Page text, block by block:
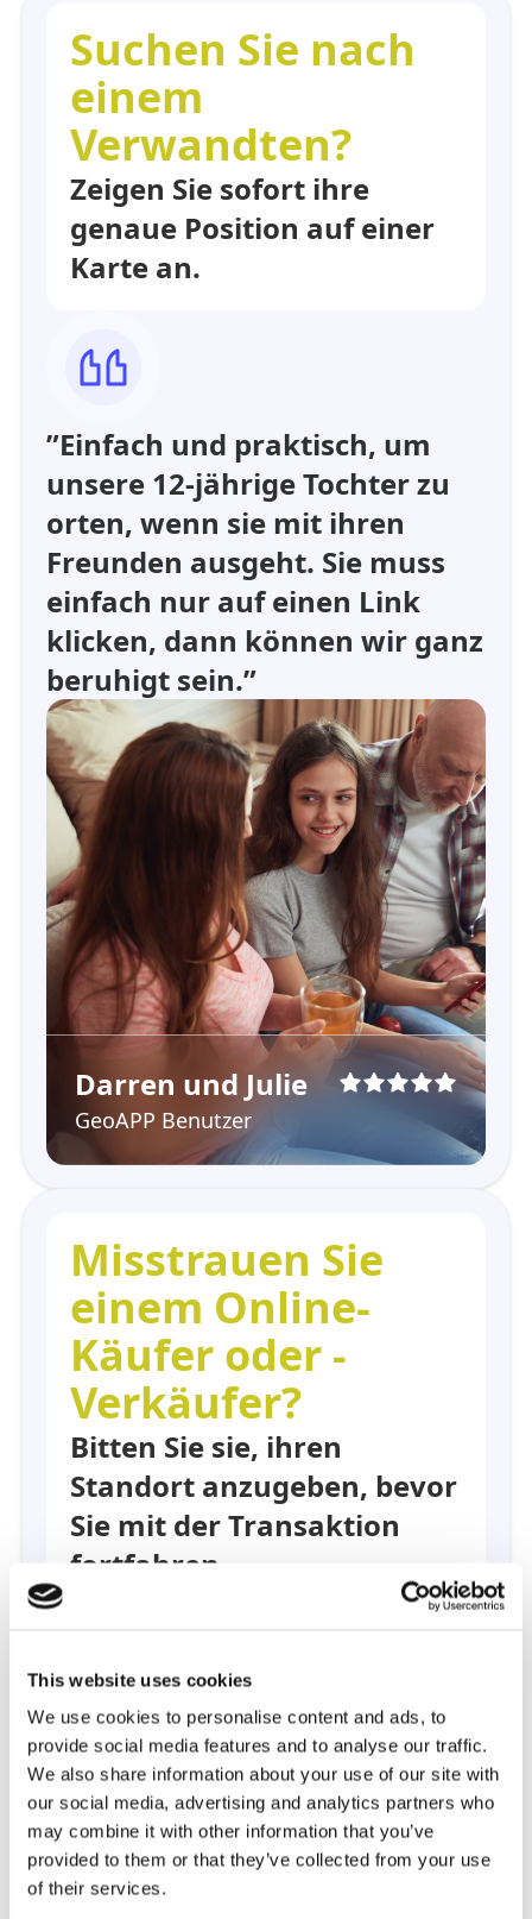
This website uses cookies
We use cookies to personalise content and ads, to
provide social media features and to analyse our traffic.
We also share information about your use of our site with
our social media, advertising and analytics partners who
may combine it with other information that you’ve
provided to them or that they’ve collected from your use
of their services.
Suchen Sie nach
einem
Verwandten?
Zeigen Sie sofort ihre
genaue Position auf einer
Karte an.
”Einfach und praktisch, um
unsere 12-jährige Tochter zu
orten, wenn sie mit ihren
Freunden ausgeht. Sie muss
einfach nur auf einen Link
klicken, dann können wir ganz
beruhigt sein.”
Darren und Julie
GeoAPP Benutzer
Misstrauen Sie
einem Online-
Käufer oder -
Verkäufer?
Bitten Sie sie, ihren
Standort anzugeben, bevor
Sie mit der Transaktion
fortfahren.
”„Ich konnte den
Aufenthaltsort eines
Verkäufers überprüfen,
nachdem ich eine Anzahlung
für einen Roller geleistet